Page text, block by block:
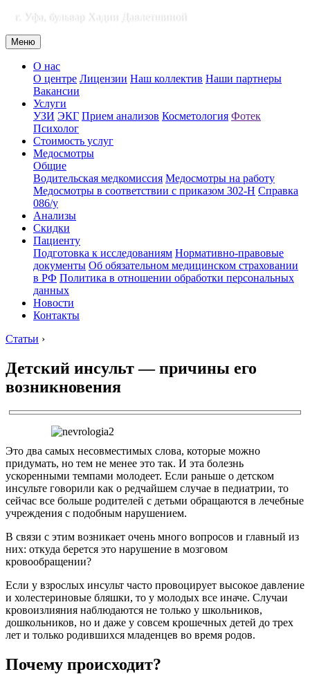
г. Уфа, бульвар Хадии Давлетшиной
Меню
О нас
О центре Лицензии Наш коллектив Наши партнеры
Вакансии
Услуги
УЗИ ЭКГ Прием анализов Косметология Фотек
Психолог
Стоимость услуг
Медосмотры
Общие
Водительская медкомиссия Медосмотры на работу
Медосмотры в соответствии с приказом 302-Н Справка
086/у
Анализы
Скидки
Пациенту
Подготовка к исследованиям Нормативно-правовые
документы Об обязательном медицинском страховании
в РФ Политика в отношении обработки персональных
данных
Новости
Контакты
Статьи ›
Детский инсульт — причины его
возникновения
Это два самых несовместимых слова, которые можно
придумать, но тем не менее это так. И эта болезнь
ускоренными темпами молодеет. Если раньше о детском
инсульте говорили как о редчайшем случае в педиатрии, то
сейчас все больше родителей с детьми обращаются в лечебные
учреждения с подобным нарушением.
В связи с этим возникает очень много вопросов и главный из
них: откуда берется это нарушение в мозговом
кровообращении?
Если у взрослых инсульт часто провоцирует высокое давление
и холестериновые бляшки, то у молодых все иначе. Случаи
кровоизлияния наблюдаются не только у школьников,
дошкольников, но и даже у совсем крошечных детей до трех
лет и только родившихся младенцев во время родов.
Почему происходит?